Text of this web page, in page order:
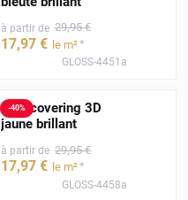
à partir de 29,95 €
17,97 € le m²*
GLOSS-4451a
-40%
Film covering 3D
jaune brillant
à partir de 29,95 €
17,97 € le m²*
GLOSS-4458a